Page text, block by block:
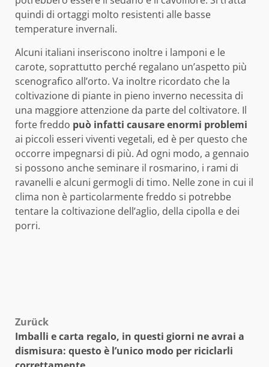
quindi di ortaggi molto resistenti alle basse
temperature invernali.
Alcuni italiani inseriscono inoltre i lamponi e le
carote, soprattutto perché regalano un’aspetto più
scenografico all’orto. Va inoltre ricordato che la
coltivazione di piante in pieno inverno necessita di
una maggiore attenzione da parte del coltivatore. Il
forte freddo può infatti causare enormi problemi
ai piccoli esseri viventi vegetali, ed è per questo che
occorre impegnarsi di più. Ad ogni modo, a gennaio
si possono anche seminare il rosmarino, i rami di
ravanelli e alcuni germogli di timo. Nelle zone in cui il
clima non è particolarmente freddo si potrebbe
tentare la coltivazione dell’aglio, della cipolla e dei
porri.
Beitragsnavigation
Zurück
Imballi e carta regalo, in questi giorni ne avrai a
dismisura: questo è l’unico modo per riciclarli